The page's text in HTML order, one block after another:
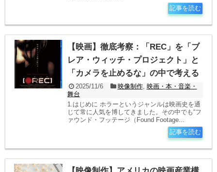
記事を読む
【映画】徹底考察：「REC」を「ブ
レア・ウィッチ・プロジェクト」と
「カメラを止めるな」の中で考える
2025/11/6 映像制作, 映画・本・音楽・
舞台
1.はじめに ホラーというジャンルは映画史を通
じて常に人気を博してきました。その中でも“フ
ァウンド・フッテージ（Found Footage...
記事を読む